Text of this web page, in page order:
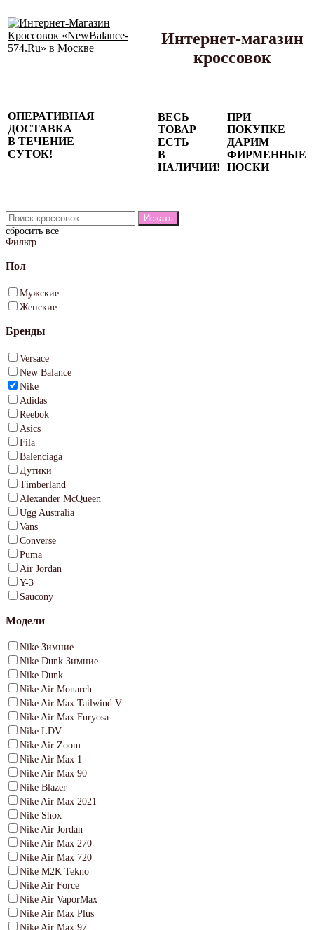
Интернет-магазин
кроссовок
ОПЕРАТИВНАЯ
ДОСТАВКА
В ТЕЧЕНИЕ
СУТОК!
ВЕСЬ
ТОВАР
ЕСТЬ
В
НАЛИЧИИ!
ПРИ
ПОКУПКЕ
ДАРИМ
ФИРМЕННЫЕ
НОСКИ
сбросить все
Фильтр
Пол
Мужские
Женские
Бренды
Versace
New Balance
Nike
Adidas
Reebok
Asics
Fila
Balenciaga
Дутики
Timberland
Alexander McQueen
Ugg Australia
Vans
Converse
Puma
Air Jordan
Y-3
Saucony
Модели
Nike Зимние
Nike Dunk Зимние
Nike Dunk
Nike Air Monarch
Nike Air Max Tailwind V
Nike Air Max Furyosa
Nike LDV
Nike Air Zoom
Nike Air Max 1
Nike Air Max 90
Nike Blazer
Nike Air Max 2021
Nike Shox
Nike Air Jordan
Nike Air Max 270
Nike Air Max 720
Nike M2K Tekno
Nike Air Force
Nike Air VaporMax
Nike Air Max Plus
Nike Air Max 97